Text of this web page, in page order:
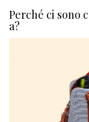
Perché ci sono
a?